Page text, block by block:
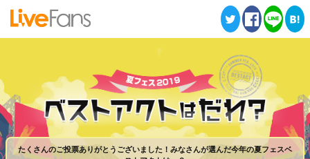
ツイートシェア 送るはてブ
たくさんのご投票ありがとうございました！ みなさんが選んだ今年の夏フェスベ